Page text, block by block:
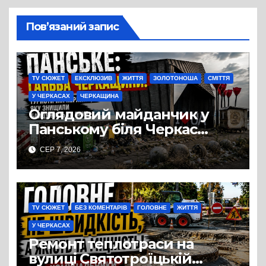
Пов’язаний запис
TV СЮЖЕТ ЕКСКЛЮЗИВ ЖИТТЯ ЗОЛОТОНОША СМІТТЯ
У ЧЕРКАСАХ ЧЕРКАЩИНА
Оглядовий майданчик у
Панському біля Черкас
перетворився на занедбане
сміттєзвалище
СЕР 7, 2026
TV СЮЖЕТ БЕЗ КОМЕНТАРІВ ГОЛОВНЕ ЖИТТЯ
У ЧЕРКАСАХ
Ремонт теплотраси на
вулиці Святотроїцькій